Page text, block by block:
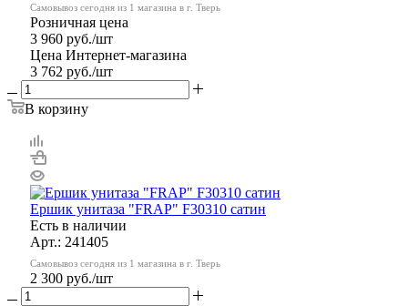
Самовывоз сегодня из 1 магазина в г. Тверь
Розничная цена
3 960 руб./шт
Цена Интернет-магазина
3 762 руб./шт
В корзину
Ершик унитаза "FRAP" F30310 сатин
Есть в наличии
Арт.: 241405
Самовывоз сегодня из 1 магазина в г. Тверь
2 300 руб./шт